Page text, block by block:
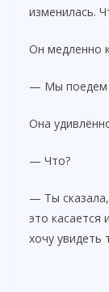
изменилась.
Он медленно
— Мы поедем
Она
— Что?
— Ты
это
хочу увидеть